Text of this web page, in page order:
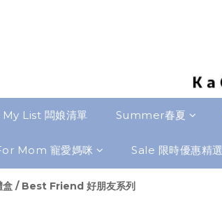
My List 闆娘清單 Summer春夏
Mom 寵愛媽咪 Sale 限時優惠精選
/ Best Friend 好朋友系列